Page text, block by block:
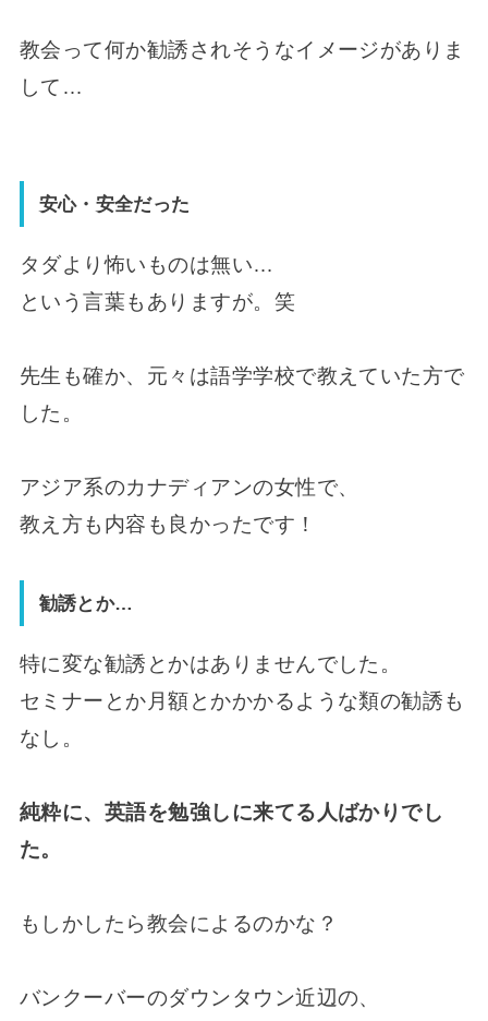
教会って何か勧誘されそうなイメージがありま
して…
安心・安全だった
タダより怖いものは無い…
という言葉もありますが。笑
先生も確か、元々は語学学校で教えていた方で
した。
アジア系のカナディアンの女性で、
教え方も内容も良かったです！
勧誘とか…
特に変な勧誘とかはありませんでした。
セミナーとか月額とかかかるような類の勧誘も
なし。
純粋に、英語を勉強しに来てる人ばかりでし
た。
もしかしたら教会によるのかな？
バンクーバーのダウンタウン近辺の、